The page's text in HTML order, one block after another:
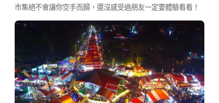
市集絕不會讓你空手而歸，還沒感受過朋友一定要體驗看看！